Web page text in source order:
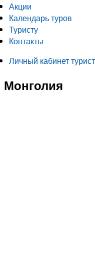
Акции
Календарь туров
Туристу
Контакты
Личный кабинет
Монголия